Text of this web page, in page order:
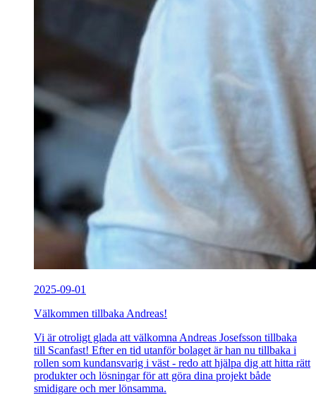
2025-09-01
Välkommen tillbaka Andreas!
Vi är otroligt glada att välkomna Andreas Josefsson tillbaka
till Scanfast! Efter en tid utanför bolaget är han nu tillbaka i
rollen som kundansvarig i väst - redo att hjälpa dig att hitta rätt
produkter och lösningar för att göra dina projekt både
smidigare och mer lönsamma.